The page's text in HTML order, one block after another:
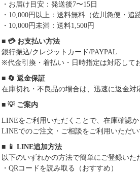
・お届け目安：発送後7〜15日
・10,000円以上：送料無料（佐川急便・追
・10,000円未満：送料1,500円
■ 💳 お支払い方法
銀行振込/クレジットカード/PAYPAL
※代金引換・着払い・日時指定は対応して
■ 🔄 返金保証
在庫切れ・不良品の場合は、迅速に返金対
■ 💡 ご案内
LINEをご利用いただくことで、在庫確認
LINEでのご注文・ご相談をご利用いただい
■ 📱 LINE追加方法
以下のいずれかの方法で簡単にご登録いた
・QRコードを読み取る（おすすめ）